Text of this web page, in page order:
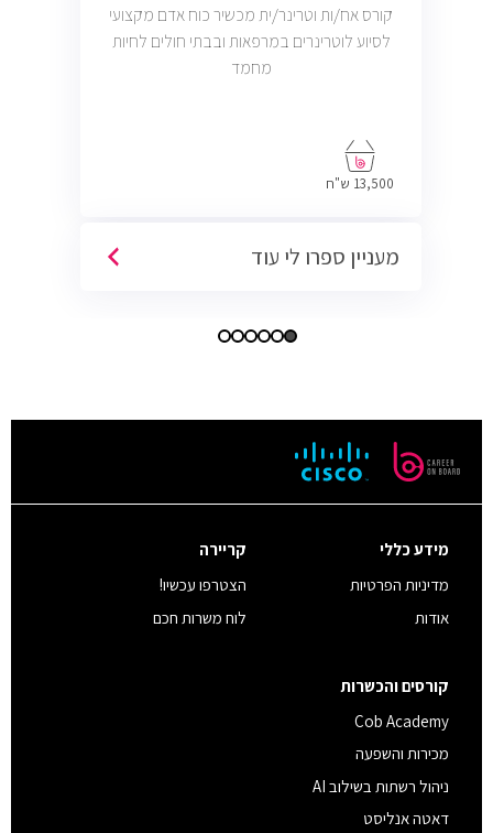
קורס אח/ות וטרינר/ית מכשיר כוח אדם מקצועי
לסיוע לוטרינרים במרפאות ובבתי חולים לחיות
מחמד
13,500 ש"ח
מעניין ספרו לי עוד
מידע כללי
מדיניות הפרטיות
אודות
קריירה
הצטרפו עכשיו!
לוח משרות חכם
קורסים והכשרות
Cob Academy
מכירות והשפעה
ניהול רשתות בשילוב AI
דאטה אנליסט